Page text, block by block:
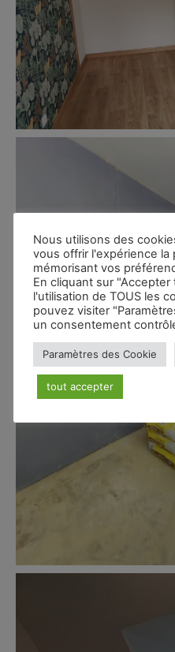
Nous utilisons des
vous offrir l'expérience la
mémorisant vos
En cliquant sur
l'utilisation de TOUS les
pouvez visiter
un consentement
Paramètres des Cookie
tout accepter